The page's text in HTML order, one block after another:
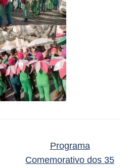
Programa
Comemorativo dos 35